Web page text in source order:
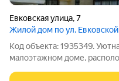
Евковская улица,7
Жилой дом по ул. Евковской
Код объекта: 1935349.
малоэтажном доме,